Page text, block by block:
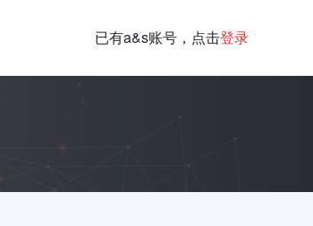
已有a&s账号，点击登录